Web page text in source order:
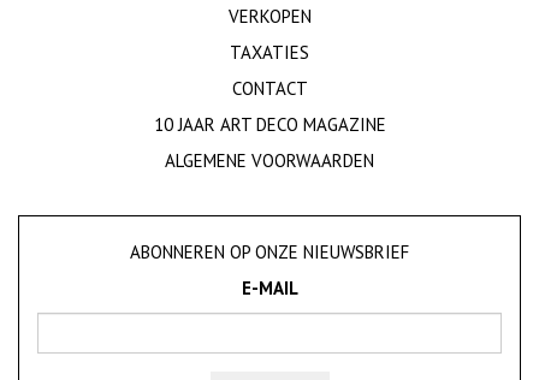
VERKOPEN
TAXATIES
CONTACT
10 JAAR ART DECO MAGAZINE
ALGEMENE VOORWAARDEN
ABONNEREN OP ONZE NIEUWSBRIEF
E-MAIL